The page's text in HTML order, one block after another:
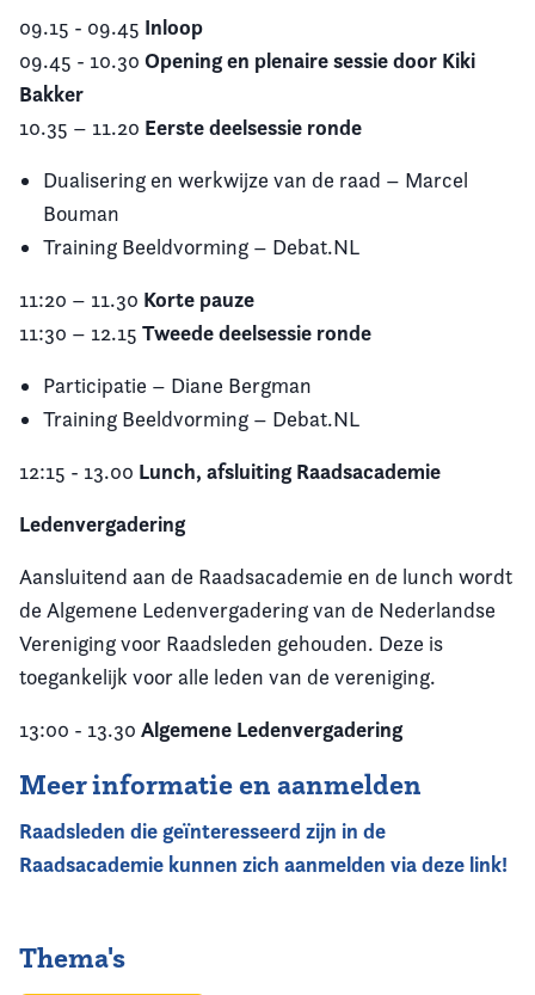
09.15 - 09.45 Inloop
09.45 - 10.30 Opening en plenaire sessie door Kiki
Bakker
10.35 – 11.20 Eerste deelsessie ronde
Dualisering en werkwijze van de raad – Marcel
Bouman
Training Beeldvorming – Debat.NL
11:20 – 11.30 Korte pauze
11:30 – 12.15 Tweede deelsessie ronde
Participatie – Diane Bergman
Training Beeldvorming – Debat.NL
12:15 - 13.00 Lunch, afsluiting Raadsacademie
Ledenvergadering
Aansluitend aan de Raadsacademie en de lunch wordt
de Algemene Ledenvergadering van de Nederlandse
Vereniging voor Raadsleden gehouden. Deze is
toegankelijk voor alle leden van de vereniging.
13:00 - 13.30 Algemene Ledenvergadering
Meer informatie en aanmelden
Raadsleden die geïnteresseerd zijn in de
Raadsacademie kunnen zich aanmelden via deze link!
Thema's